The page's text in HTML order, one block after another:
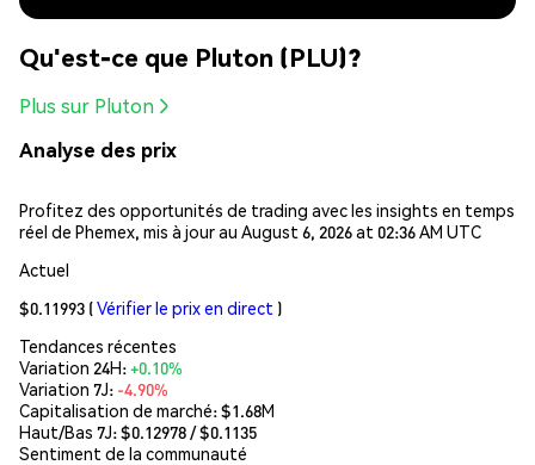
Qu'est-ce que Pluton (PLU)?
Plus sur Pluton
Analyse des prix
Profitez des opportunités de trading avec les insights en temps
réel de Phemex, mis à jour au August 6, 2026 at 02:36 AM UTC
Actuel
$0.11993 (Vérifier le prix en direct )
Tendances récentes
Variation 24H:+0.10%
Variation 7J: -4.90%
Capitalisation de marché:$1.68M
Haut/Bas 7J: $0.12978/ $0.1135
Sentiment de la communauté